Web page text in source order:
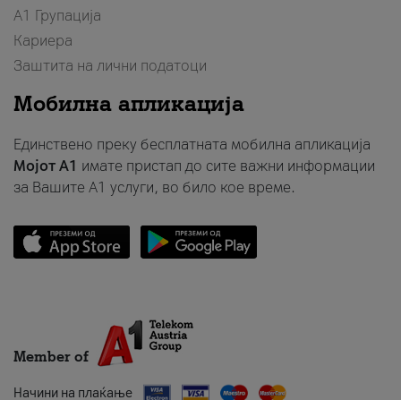
А1 Групација
Кариера
Заштита на лични податоци
Мобилна апликација
Единствено преку бесплатната мобилна апликација
Мојот A1 имате пристап до сите важни информации
за Вашите A1 услуги, во било кое време.
Member of
Начини на плаќање